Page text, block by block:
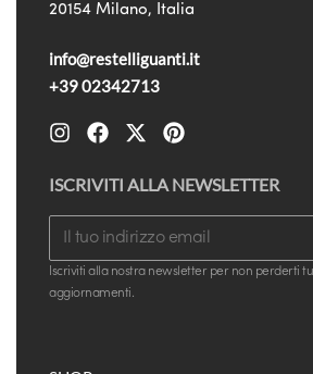
20154 Milano, Italia
info@restelliguanti.it
+39 02342713
ISCRIVITI ALLA NEWSLETTER
Iscriviti alla nostra newsletter per non perderti
aggiornamenti.